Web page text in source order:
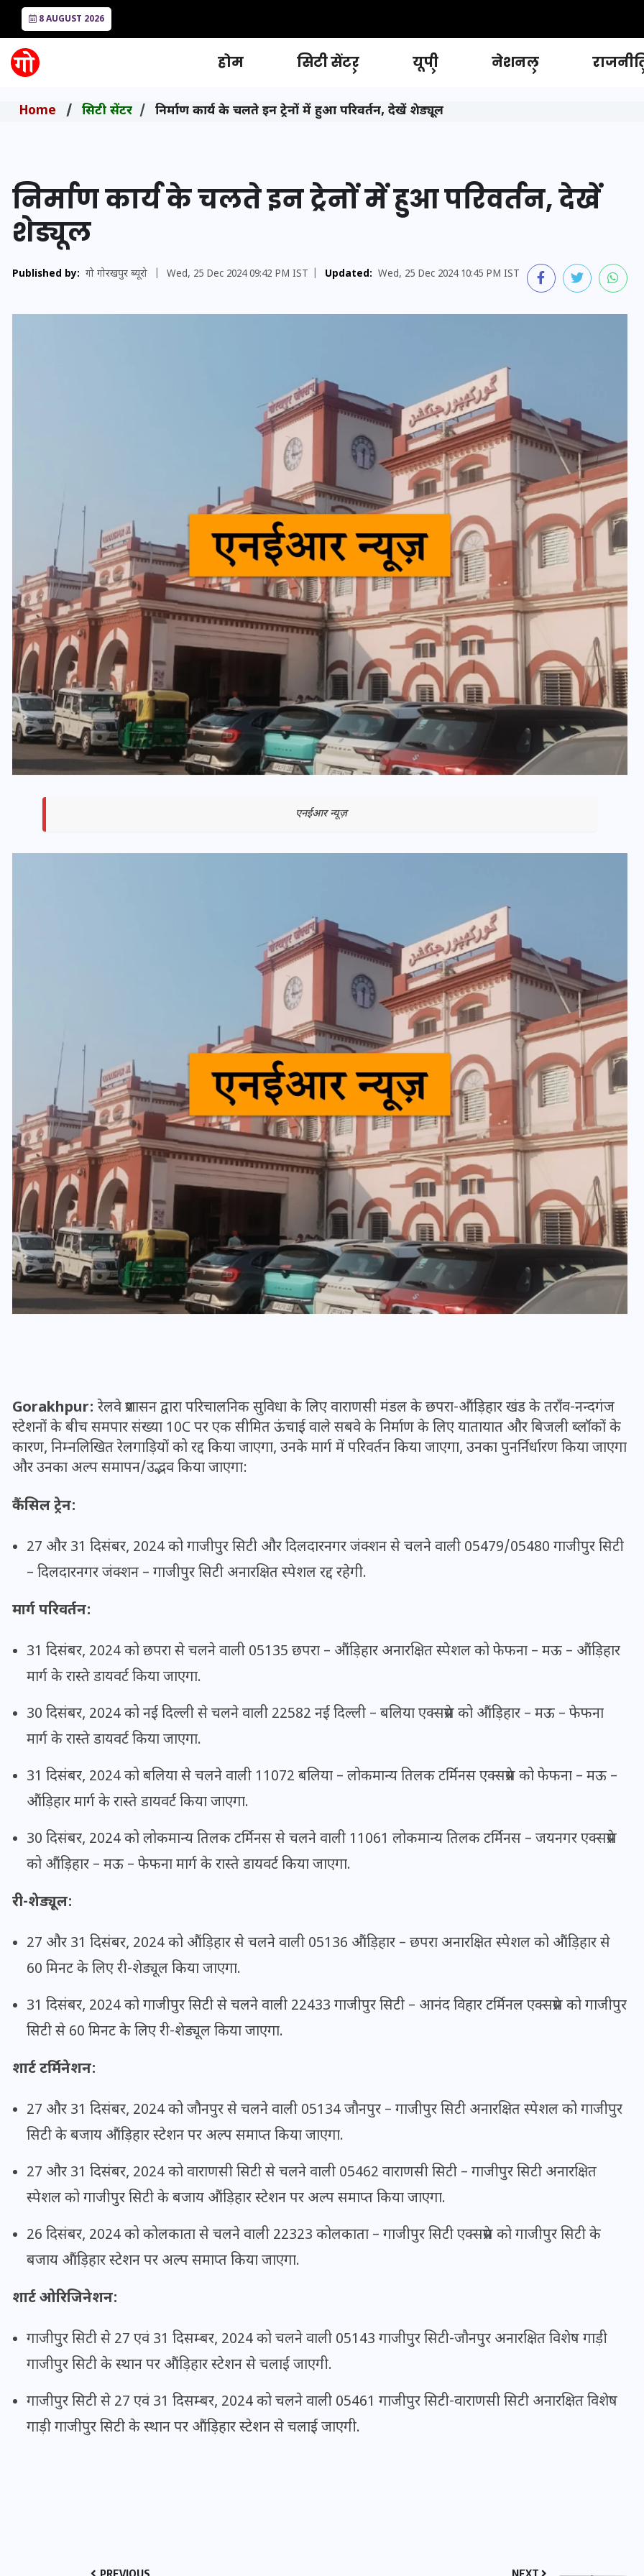
8 AUGUST 2026
होम सिटी सेंटर यूपी नेशनल
Home सिटी सेंटर निर्माण कार्य के चलते इन ट्रेनों में हुआ परिवर्तन, देखें शेड्यूल
निर्माण कार्य के चलते इन ट्रेनों में हुआ परिवर्तन, देखें
शेड्यूल
Published by: गो गोरखपुर ब्यूरो Wed, 25 Dec 2024 09:42 PM IST Updated: Wed, 25 Dec 2024 10:45 PM IST
एनईआर न्यूज़
Gorakhpur: रेलवे प्रशासन द्वारा परिचालनिक सुविधा के लिए वाराणसी मंडल के छपरा-औंड़िहार खंड के तराँव-नन्दगंज
स्टेशनों के बीच समपार संख्या 10C पर एक सीमित ऊंचाई वाले सबवे के निर्माण के लिए यातायात और बिजली ब्लॉकों के
कारण, निम्नलिखित रेलगाड़ियों को रद्द किया जाएगा, उनके मार्ग में परिवर्तन किया जाएगा, उनका पुनर्निर्धारण किया जाएगा
और उनका अल्प समापन/उद्भव किया जाएगा:
कैंसिल ट्रेन:
27 और 31 दिसंबर, 2024 को गाजीपुर सिटी और दिलदारनगर जंक्शन से चलने वाली 05479/05480 गाजीपुर सिटी
– दिलदारनगर जंक्शन – गाजीपुर सिटी अनारक्षित स्पेशल रद्द रहेगी.
मार्ग परिवर्तन:
31 दिसंबर, 2024 को छपरा से चलने वाली 05135 छपरा – औंड़िहार अनारक्षित स्पेशल को फेफना – मऊ – औंड़िहार
मार्ग के रास्ते डायवर्ट किया जाएगा.
30 दिसंबर, 2024 को नई दिल्ली से चलने वाली 22582 नई दिल्ली – बलिया एक्सप्रेस को औंड़िहार – मऊ – फेफना
मार्ग के रास्ते डायवर्ट किया जाएगा.
31 दिसंबर, 2024 को बलिया से चलने वाली 11072 बलिया – लोकमान्य तिलक टर्मिनस एक्सप्रेस को फेफना – मऊ –
औंड़िहार मार्ग के रास्ते डायवर्ट किया जाएगा.
30 दिसंबर, 2024 को लोकमान्य तिलक टर्मिनस से चलने वाली 11061 लोकमान्य तिलक टर्मिनस – जयनगर एक्सप्रेस
को औंड़िहार – मऊ – फेफना मार्ग के रास्ते डायवर्ट किया जाएगा.
री-शेड्यूल:
27 और 31 दिसंबर, 2024 को औंड़िहार से चलने वाली 05136 औंड़िहार – छपरा अनारक्षित स्पेशल को औंड़िहार से
60 मिनट के लिए री-शेड्यूल किया जाएगा.
31 दिसंबर, 2024 को गाजीपुर सिटी से चलने वाली 22433 गाजीपुर सिटी – आनंद विहार टर्मिनल एक्सप्रेस को गाजीपुर
सिटी से 60 मिनट के लिए री-शेड्यूल किया जाएगा.
शार्ट टर्मिनेशन:
27 और 31 दिसंबर, 2024 को जौनपुर से चलने वाली 05134 जौनपुर – गाजीपुर सिटी अनारक्षित स्पेशल को गाजीपुर
सिटी के बजाय औंड़िहार स्टेशन पर अल्प समाप्त किया जाएगा.
27 और 31 दिसंबर, 2024 को वाराणसी सिटी से चलने वाली 05462 वाराणसी सिटी – गाजीपुर सिटी अनारक्षित
स्पेशल को गाजीपुर सिटी के बजाय औंड़िहार स्टेशन पर अल्प समाप्त किया जाएगा.
26 दिसंबर, 2024 को कोलकाता से चलने वाली 22323 कोलकाता – गाजीपुर सिटी एक्सप्रेस को गाजीपुर सिटी के
बजाय औंड़िहार स्टेशन पर अल्प समाप्त किया जाएगा.
शार्ट ओरिजिनेशन:
गाजीपुर सिटी से 27 एवं 31 दिसम्बर, 2024 को चलने वाली 05143 गाजीपुर सिटी-जौनपुर अनारक्षित विशेष गाड़ी
गाजीपुर सिटी के स्थान पर औंड़िहार स्टेशन से चलाई जाएगी.
गाजीपुर सिटी से 27 एवं 31 दिसम्बर, 2024 को चलने वाली 05461 गाजीपुर सिटी-वाराणसी सिटी अनारक्षित विशेष
गाड़ी गाजीपुर सिटी के स्थान पर औंड़िहार स्टेशन से चलाई जाएगी.
PREVIOUS NEXT
यूपी लेखपाल भर्ती: ओबीसी को
मिली बड़ी राहत, 2158 पदों पर
बंपर वैकेंसी, जनरल कोटे में भारी
कटौती
29 दिसम्बर 2025
वोटर लिस्ट पुनरीक्षण कार्यक्रम में
हुआ बदलाव, देखें नई तारीखों की
पूरी लिस्ट
30 दिसम्बर 2025
स्पेक्ट्रम की कीमत पर फंसा पेंच,
आया बड़ा अपडेट
30 दिसम्बर 2025
UPSSSC Lekhpal Recruitment
2025: यूपी में लेखपाल के पदों
पर बंपर भर्ती का विज्ञापन जारी,
जानें कब से शुरू होंगे आवेदन
16 दिसम्बर 2025
UPSSSC Lekhpal Recruitment
2025: यूपी में लेखपाल के पदों
पर बंपर भर्ती का विज्ञापन जारी,
जानें कब से शुरू होंगे आवेदन
16 दिसम्बर 2025
के बीते 4 साल, उसे देख भावुक
हुए बृजभूषण सिंह, कहा-यहीं
के बीते 4 साल, उसे देख भावुक
इस सप्ताह का राशिफल: जानिए
क्या कहते हैं आपके सितारे (25
अगस्त से 31 अगस्त)
इस सप्ताह का राशिफल: जानिए
क्या कहते हैं आपके सितारे (25
मन के हारे हार है!
19 सितम्बर 2024 19 सितम्बर 2024